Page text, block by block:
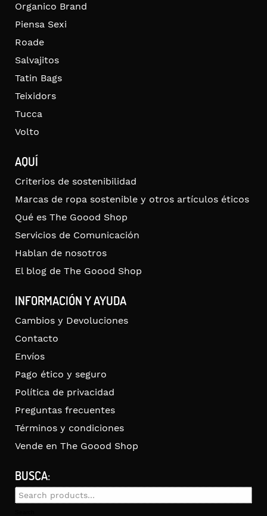
Organico Brand
Piensa Sexi
Roade
Salvajitos
Tatin Bags
Teixidors
Tucca
Volto
AQUÍ
Criterios de sostenibilidad
Marcas de ropa sostenible y otros artículos éticos
Qué es The Goood Shop
Servicios de Comunicación
Hablan de nosotros
El blog de The Goood Shop
INFORMACIÓN Y AYUDA
Cambios y Devoluciones
Contacto
Envíos
Pago ético y seguro
Política de privacidad
Preguntas frecuentes
Términos y condiciones
Vende en The Goood Shop
BUSCA:
Search